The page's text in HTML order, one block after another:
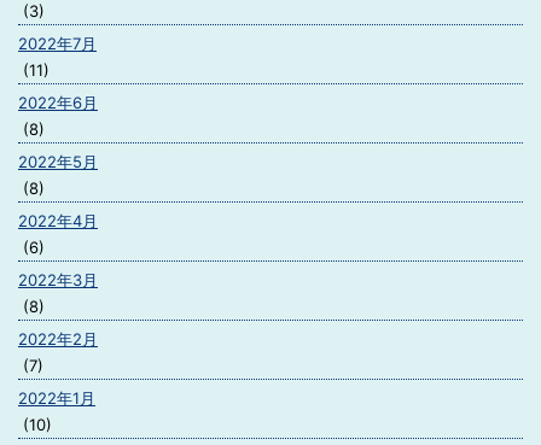
(3)
2022年7月
(11)
2022年6月
(8)
2022年5月
(8)
2022年4月
(6)
2022年3月
(8)
2022年2月
(7)
2022年1月
(10)